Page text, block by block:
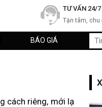
TƯ VẤN 24/7
Tận tâm, chu
BÁO GIÁ
cách riêng, mới lạ